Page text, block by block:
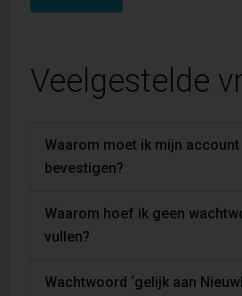
Veelgestelde
Waarom moet ik mijn
bevestigen?
Waarom hoef ik geen
vullen?
Wachtwoord ‘gelijk aan